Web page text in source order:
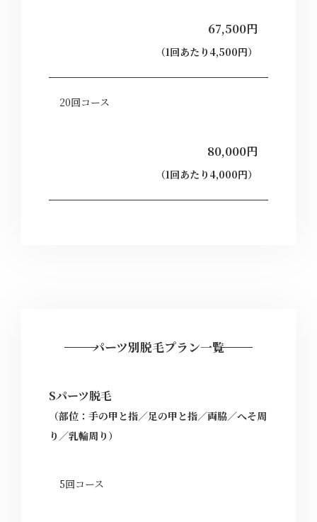
67,500円
（1回あたり4,500円）
20回コース
80,000円
（1回あたり4,000円）
パーツ別脱毛プラン一覧
Sパーツ脱毛
（部位：手の甲と指／足の甲と指／両脇／へそ周
り／乳輪周り）
5回コース